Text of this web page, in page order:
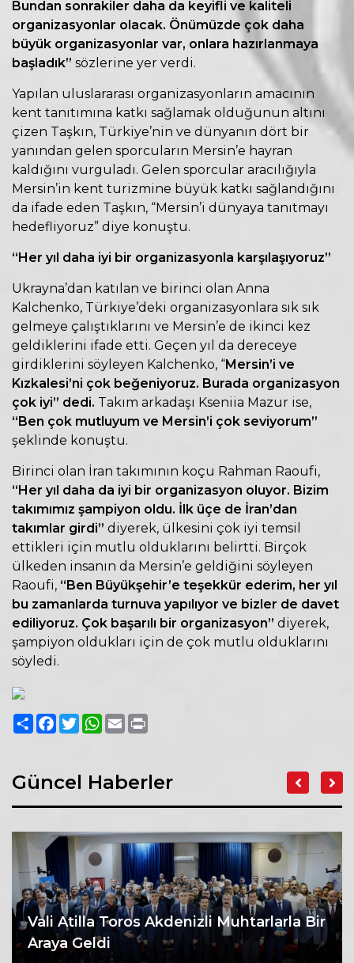
Bundan sonrakiler daha da keyifli ve kaliteli
organizasyonlar olacak. Önümüzde çok daha
büyük organizasyonlar var, onlara hazırlanmaya
başladık” sözlerine yer verdi.
Yapılan uluslararası organizasyonların amacının
kent tanıtımına katkı sağlamak olduğunun altını
çizen Taşkın, Türkiye’nin ve dünyanın dört bir
yanından gelen sporcuların Mersin’e hayran
kaldığını vurguladı. Gelen sporcular aracılığıyla
Mersin’in kent turizmine büyük katkı sağlandığını
da ifade eden Taşkın, “Mersin’i dünyaya tanıtmayı
hedefliyoruz” diye konuştu.
“Her yıl daha iyi bir organizasyonla karşılaşıyoruz”
Ukrayna’dan katılan ve birinci olan Anna
Kalchenko, Türkiye’deki organizasyonlara sık sık
gelmeye çalıştıklarını ve Mersin’e de ikinci kez
geldiklerini ifade etti. Geçen yıl da dereceye
girdiklerini söyleyen Kalchenko, “Mersin’i ve
Kızkalesi’ni çok beğeniyoruz. Burada organizasyon
çok iyi” dedi. Takım arkadaşı Kseniia Mazur ise,
“Ben çok mutluyum ve Mersin’i çok seviyorum”
şeklinde konuştu.
Birinci olan İran takımının koçu Rahman Raoufi,
“Her yıl daha da iyi bir organizasyon oluyor. Bizim
takımımız şampiyon oldu. İlk üçe de İran’dan
takımlar girdi” diyerek, ülkesini çok iyi temsil
ettikleri için mutlu olduklarını belirtti. Birçok
ülkeden insanın da Mersin’e geldiğini söyleyen
Raoufi, “Ben Büyükşehir’e teşekkür ederim, her yıl
bu zamanlarda turnuva yapılıyor ve bizler de davet
ediliyoruz. Çok başarılı bir organizasyon” diyerek,
şampiyon oldukları için de çok mutlu olduklarını
söyledi.
PaylaşFacebook
TwitterWhatsApp
Email
Güncel Haberler
Vali Atilla Toros Akdenizli Muhtarlarla Bir
Araya Geldi